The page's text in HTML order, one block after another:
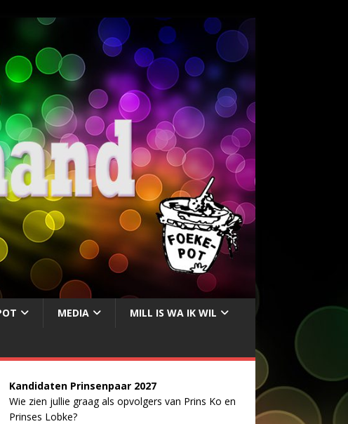
MEDIA MILL IS WA IK WIL
Kandidaten Prinsenpaar 2027
Wie zien jullie graag als opvolgers van Prins Ko en
Prinses Lobke?